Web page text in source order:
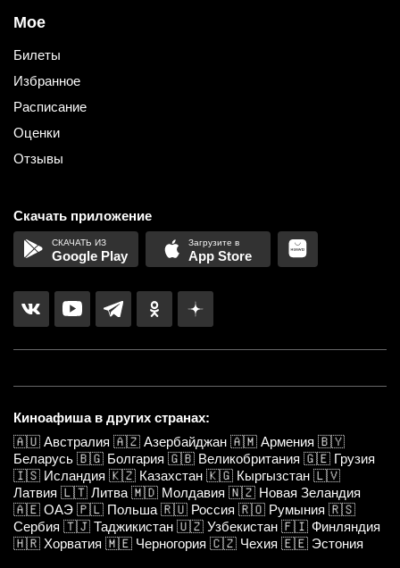
Мое
Билеты
Избранное
Расписание
Оценки
Отзывы
Скачать приложение
Google Play App Store
Киноафиша в других странах:
🇦🇺 Австралия 🇦🇿 Азербайджан 🇦🇲 Армения 🇧🇾
Беларусь 🇧🇬 Болгария 🇬🇧 Великобритания 🇬🇪 Грузия
🇮🇸 Исландия 🇰🇿 Казахстан 🇰🇬 Кыргызстан 🇱🇻
Латвия 🇱🇹 Литва 🇲🇩 Молдавия 🇳🇿 Новая Зеландия
🇦🇪 ОАЭ 🇵🇱 Польша 🇷🇺 Россия 🇷🇴 Румыния 🇷🇸
Сербия 🇹🇯 Таджикистан 🇺🇿 Узбекистан 🇫🇮 Финляндия
🇭🇷 Хорватия 🇲🇪 Черногория 🇨🇿 Чехия 🇪🇪 Эстония